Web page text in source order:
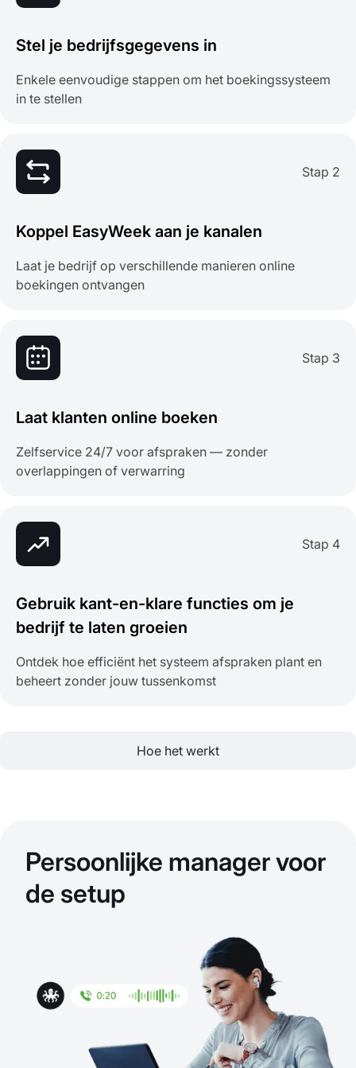
Stel je bedrijfsgegevens in
Enkele eenvoudige stappen om het boekingssysteem
in te stellen
Stap 2
Koppel EasyWeek aan je kanalen
Laat je bedrijf op verschillende manieren online
boekingen ontvangen
Stap 3
Laat klanten online boeken
Zelfservice 24/7 voor afspraken — zonder
overlappingen of verwarring
Stap 4
Gebruik kant-en-klare functies om je
bedrijf te laten groeien
Ontdek hoe efficiënt het systeem afspraken plant en
beheert zonder jouw tussenkomst
Hoe het werkt
Persoonlijke manager voor
de setup